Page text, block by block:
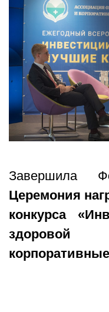
Завершила
Церемония
конкурса
здоровой